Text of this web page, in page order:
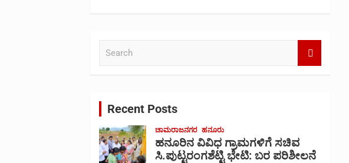
Recent Posts
ಚಾಮರಾಜನಗರ ಹನೂರು
ಹನೂರಿನ ವಿವಿಧ ಗ್ರಾಮಗಳಿಗೆ ಸಚಿವ
ಸಿ.ಪುಟ್ಟರಂಗಶೆಟ್ಟಿ ಭೇಟಿ: ಬರ ಪರಿಶೀಲನೆ